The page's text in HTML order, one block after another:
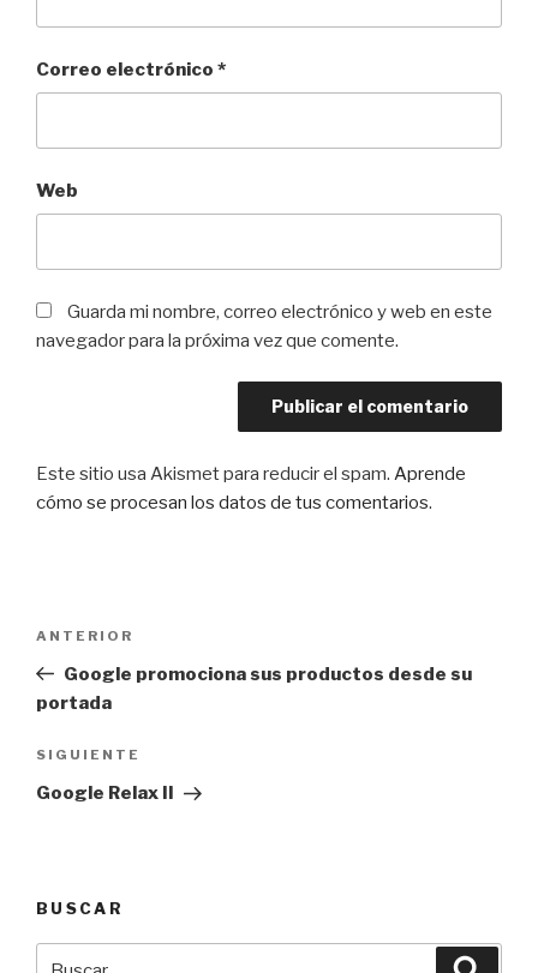
Correo electrónico *
Web
Guarda mi nombre, correo electrónico y web en este
navegador para la próxima vez que comente.
Este sitio usa Akismet para reducir el spam. Aprende
cómo se procesan los datos de tus comentarios.
entradas
Entrada
anterior:
ANTERIOR
Google promociona sus productos desde su
portada
Siguiente
entrada
SIGUIENTE
Google Relax II
BUSCAR